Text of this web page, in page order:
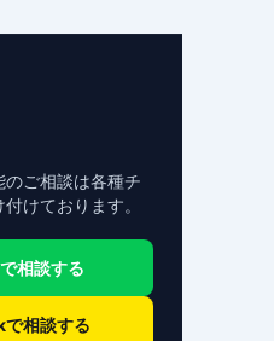
ご相談は各種チ
けております。
相談する
相談する